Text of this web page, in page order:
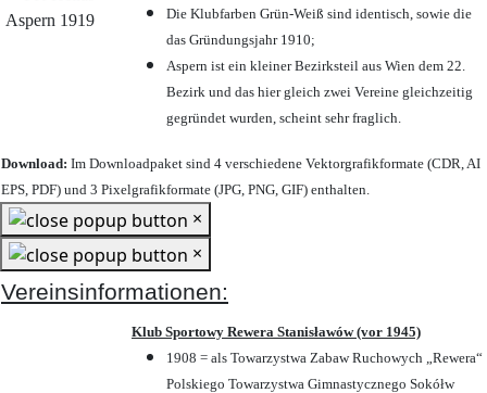
Die Klubfarben Grün-Weiß sind identisch, sowie die
das Gründungsjahr 1910;
Aspern ist ein kleiner Bezirksteil aus Wien dem 22.
Bezirk und das hier gleich zwei Vereine gleichzeitig
gegründet wurden, scheint sehr fraglich.
Download: Im Downloadpaket sind 4 verschiedene Vektorgrafikformate (CDR, AI
EPS, PDF) und 3 Pixelgrafikformate (JPG, PNG, GIF) enthalten.
×
×
Vereinsinformationen:
Klub Sportowy Rewera Stanisławów (vor 1945)
1908 = als Towarzystwa Zabaw Ruchowych „Rewera“
Polskiego Towarzystwa Gimnastycznego Sokółw